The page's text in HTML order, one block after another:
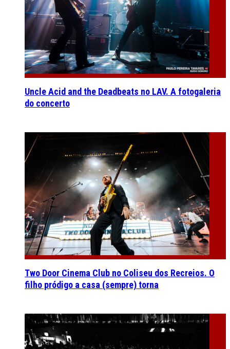
Uncle Acid and the Deadbeats no LAV. A fotogaleria
do concerto
Two Door Cinema Club no Coliseu dos Recreios. O
filho pródigo a casa (sempre) torna